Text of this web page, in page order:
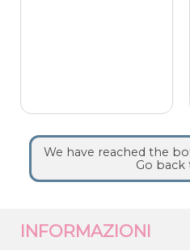
We have reached the
Go
INFORMAZIONI